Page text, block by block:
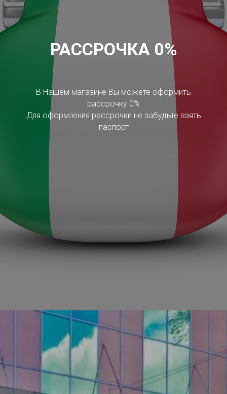
РАССРОЧКА 0%
В Нашем магазине Вы можете оформить
рассрочку 0%
Для оформления рассрочки не забудьте взять
паспорт